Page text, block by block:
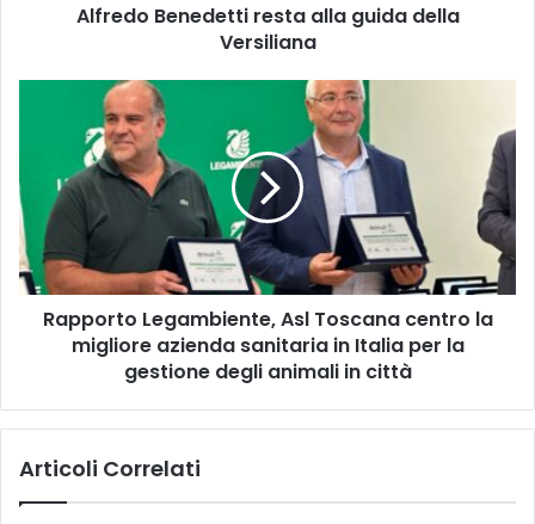
r
e
s
t
a
g
i
Alfredo Benedetti resta alla guida della
Versiliana
o
r
t
o
L
b
e
Rapporto Legambiente, Asl Toscana centro la
migliore azienda sanitaria in Italia per la
gestione degli animali in città
Articoli Correlati